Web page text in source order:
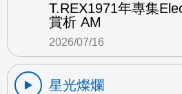
T.REX1971年專集
賞析 AM
2026/07/16
星光燦爛